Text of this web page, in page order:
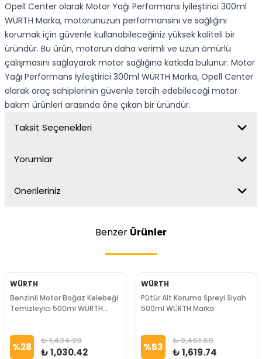
Opell Center olarak Motor Yağı Performans İyileştirici 300ml
WÜRTH Marka, motorunuzun performansını ve sağlığını
korumak için güvenle kullanabileceğiniz yüksek kaliteli bir
üründür. Bu ürün, motorun daha verimli ve uzun ömürlü
çalışmasını sağlayarak motor sağlığına katkıda bulunur. Motor
Yağı Performans İyileştirici 300ml WÜRTH Marka, Opell Center
olarak araç sahiplerinin güvenle tercih edebileceği motor
bakım ürünleri arasında öne çıkan bir üründür.
Taksit Seçenekleri
Yorumlar
Önerileriniz
Benzer Ürünler
WÜRTH
Benzinli Motor Boğaz Kelebeği
Temizleyici 500ml WÜRTH
%28 ₺ 1,434.20
₺ 1,030.42
WÜRTH
Pütür Alt Koruma Spreyi Siyah
500ml WÜRTH Marka
%53 ₺ 3,451.60
₺ 1,619.74